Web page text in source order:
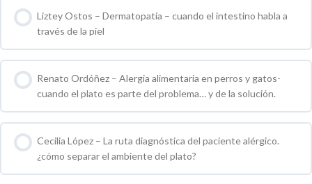
Liztey Ostos – Dermatopatía – cuando el intestino habla a
través de la piel
0 % COMPLETO 0 / 0 pasos
Renato Ordóñez – Alergia alimentaria en perros y gatos-
cuando el plato es parte del problema… y de la solución.
0 % COMPLETO 0 / 0 pasos
Cecilia López – La ruta diagnóstica del paciente alérgico.
¿cómo separar el ambiente del plato?
0 % COMPLETO 0 / 0 pasos